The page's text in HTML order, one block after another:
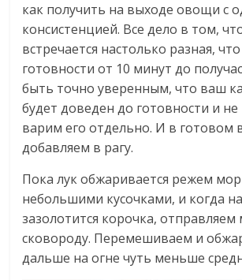
как получить на выходе овощи с
консистенцией. Все дело в том,
встречается настолько разная,
готовности от 10 минут до
быть точно уверенным, что ваш
будет доведен до готовности и
варим его отдельно. И в готовом
добавляем в рагу.
Пока лук обжаривается режем
небольшими кусочками, и когда
зазолотится корочка,
сковороду. Перемешиваем и
дальше на огне чуть меньше